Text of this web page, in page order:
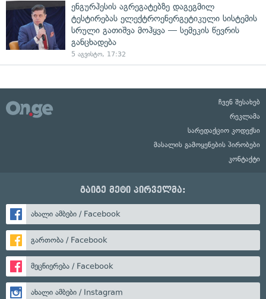
ენგურჰესის აგრეგატებზე დაგეგმილ
ტესტირებას ელექტროენერგეტიკული სისტემის
სრული გათიშვა მოჰყვა — სემეკის წევრის
განცხადება
5 აგვისტო, 17:32
ჩვენ შესახებ
რეკლამა
სარედაქციო კოდექსი
მასალის გამოყენების პირობები
კონტაქტი
გაიგე მეტი პირველმა:
ახალი ამბები / Facebook
გართობა / Facebook
მეცნიერება / Facebook
ახალი ამბები / Instagram